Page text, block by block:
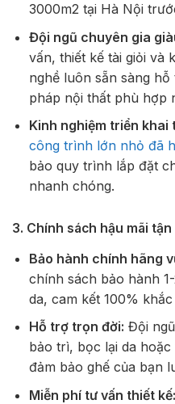
3000m2 tại Hà Nội
Đội ngũ chuyên gia
vấn, thiết kế tài giỏi và
nghề luôn sẵn sàng
pháp nội thất phù hợp
Kinh nghiệm triển khai
công trình lớn nhỏ đã
bảo quy trình lắp đặt
nhanh chóng.
3. Chính sách hậu mãi tận
Bảo hành chính hãng
chính sách bảo hành
da, cam kết 100%
Hỗ trợ trọn đời: Đội
bảo trì, bọc lại da
đảm bảo ghế của bạn
Miễn phí tư vấn thiết kế: